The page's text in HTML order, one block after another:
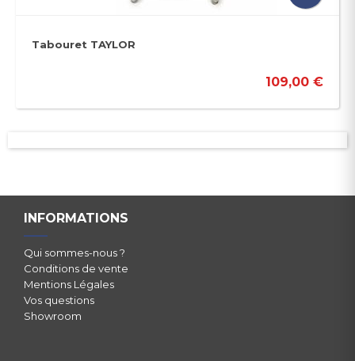
Tabouret TAYLOR
109,00 €
INFORMATIONS
Qui sommes-nous ?
Conditions de vente
Mentions Légales
Vos questions
Showroom